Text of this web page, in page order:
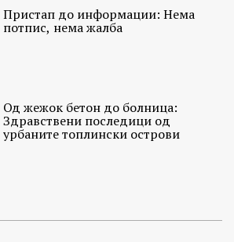
Пристап до информации: Нема
потпис, нема жалба
Од жежок бетон до болница:
Здравствени последици од
урбаните топлински острови